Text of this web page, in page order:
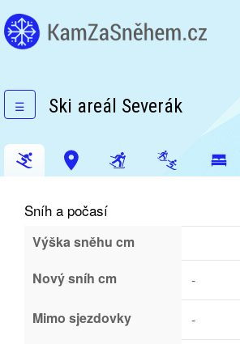
☰ Ski areál Severák
Sníh a počasí
Výška sněhu cm
Nový sníh cm
-
Mimo sjezdovky -